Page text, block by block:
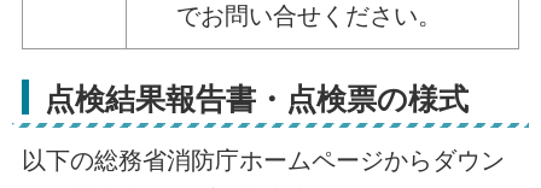
でお問い合せください。
点検結果報告書・点検票の様式
以下の総務省消防庁ホームページからダウン